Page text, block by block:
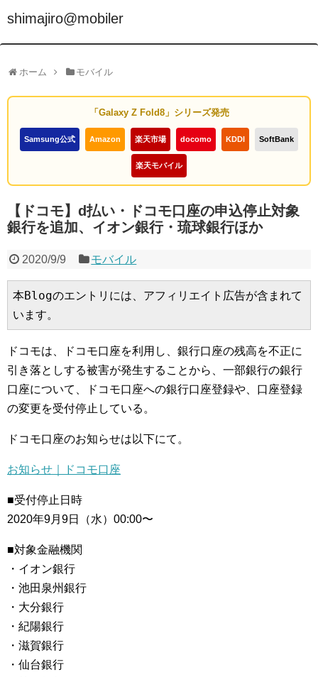
shimajiro@mobiler
ホーム モバイル
「Galaxy Z Fold8」シリーズ発売
Samsung公式 Amazon 楽天市場 docomo KDDI SoftBank
楽天モバイル
【ドコモ】d払い・ドコモ口座の申込停止対象
銀行を追加、イオン銀行・琉球銀行ほか
2020/9/9 モバイル
本Blogのエントリには、アフィリエイト広告が含まれて
います。
ドコモは、ドコモ口座を利用し、銀行口座の残高を不正に
引き落としする被害が発生することから、一部銀行の銀行
口座について、ドコモ口座への銀行口座登録や、口座登録
の変更を受付停止している。
ドコモ口座のお知らせは以下にて。
お知らせ｜ドコモ口座
■受付停止日時
2020年9月9日（水）00:00〜
■対象金融機関
・イオン銀行
・池田泉州銀行
・大分銀行
・紀陽銀行
・滋賀銀行
・仙台銀行